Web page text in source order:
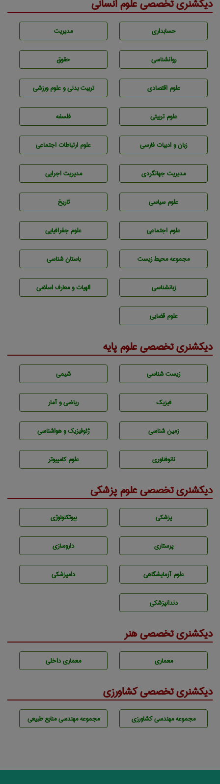
دیکشنری تخصصی علوم انسانی
حسابداری مديريت
روانشناسی حقوق
علوم اقتصادی تربيت بدنی و علوم ورزشی
علوم تربيتی فلسفه
زبان و ادبيات فارسی علوم ارتباطات اجتماعی
مديريت جهانگردی مديريت اجرايی
علوم سياسی تاريخ
علوم اجتماعی علوم جغرافيايی
مجموعه محيط زيست باستان شناسی
زبانشناسی الهیات و معارف اسلامی
علوم قضایی
دیکشنری تخصصی علوم پایه
زيست شناسی شيمی
فیزیک ریاضی و آمار
زمين شناسی ژئوفيزيك و هواشناسی
نانوفناوری علوم کامپیوتر
دیکشنری تخصصی علوم پزشکی
پزشكی بيوتكنولوژی
پرستاری داروسازی
علوم آزمايشگاهی دامپزشكی
دندانپزشكی
دیکشنری تخصصی هنر
معماری معماری داخلی
دیکشنری تخصصی کشاورزی
مجموعه مهندسی كشاورزی مجموعه مهندسی منابع طبيعی